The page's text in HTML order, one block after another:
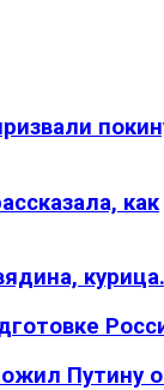
как
Путину